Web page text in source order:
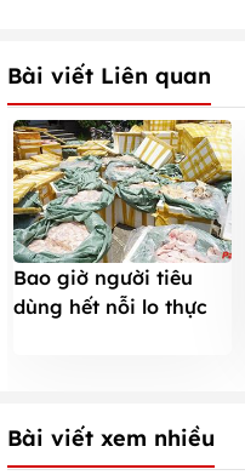
Bài viết Liên quan
Bao giờ người tiêu
dùng hết nỗi lo thực
Bài viết xem nhiều